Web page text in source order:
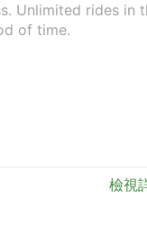
Unlimited rides in
of time.
檢視